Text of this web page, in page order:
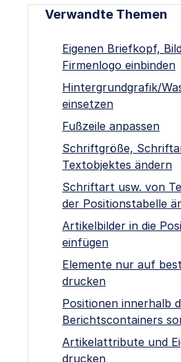
Verwandte Themen
Eigenen Briefkopf,
Firmenlogo einbinden
Hintergrundgrafik/
einsetzen
Fußzeile anpassen
Schriftgröße,
Textobjektes ändern
Schriftart usw. von
der Positionstabelle
Artikelbilder in die
einfügen
Elemente nur auf
drucken
Positionen innerhalb
Berichtscontainers
Artikelattribute und
drucken